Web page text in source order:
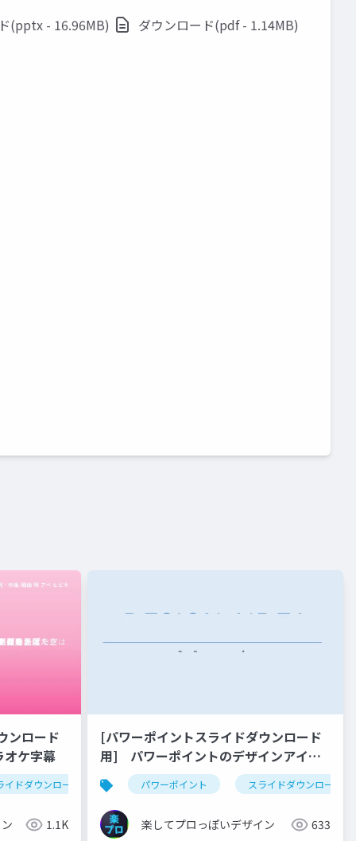
(pptx - 16.96MB) ダウンロード(pdf - 1.14MB)
グラフ
ンロード
ケ字幕
イドダウンロード youtube アニメーション
1.1K
[パワーポイントスライドダウンロード
用] パワーポイントのデザインアイデ
ア-直方体を使った変形のアニメーショ
ン
パワーポイント スライドダウンロード
楽してプロっぽいデザイン 633